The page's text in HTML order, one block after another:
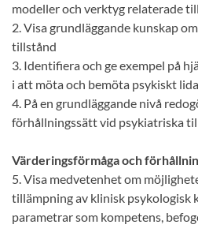
modeller och verktyg relaterade
2. Visa grundläggande kunskap
tillstånd
3. Identifiera och ge exempel på
i att möta och bemöta psykiskt
4. På en grundläggande nivå
förhållningssätt vid psykiatriska
Värderingsförmåga och
5. Visa medvetenhet om
tillämpning av klinisk psykologisk
parametrar som kompetens,